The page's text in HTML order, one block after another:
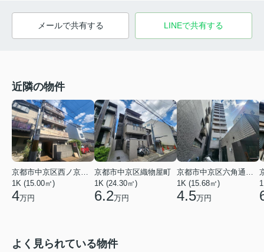
メールで共有する LINEで共有する
近隣の物件
京都市中京区西ノ京西月光町
1K (15.00㎡)
4万円
京都市中京区織物屋町
1K (24.30㎡)
6.2万円
京都市中京区六角通室町西入玉蔵町
1K (15.68㎡)
4.5万円
よく見られている物件